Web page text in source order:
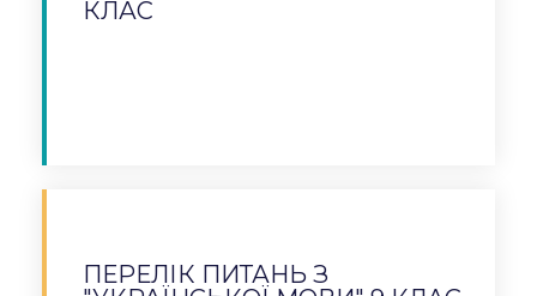
КЛАС
ПЕРЕЛІК ПИТАНЬ З